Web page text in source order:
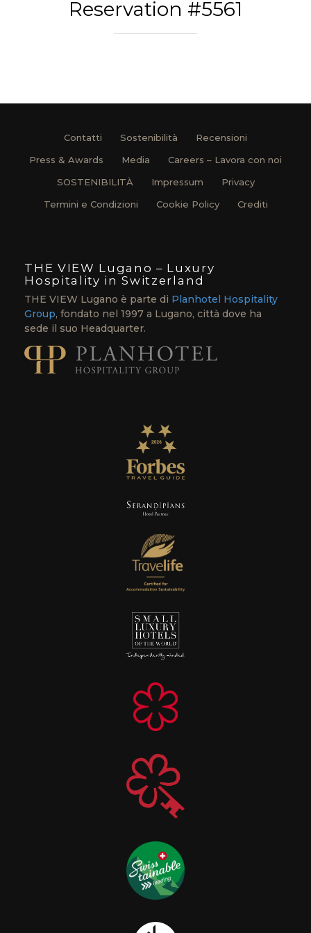
Reservation #5561
Contatti Sostenibilità
Recensioni
Press & Awards
Media
Careers – Lavora con noi
SOSTENIBILITÀ
Impressum
Privacy
Termini e Condizioni
Cookie Policy Crediti
THE VIEW Lugano – Luxury
Hospitality in Switzerland
THE VIEW Lugano è parte di Planhotel Hospitality
Group, fondato nel 1997 a Lugano, città dove ha
sede il suo Headquarter.